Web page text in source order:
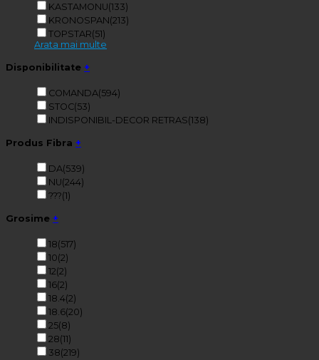
KASTAMONU(133)
KRONOSPAN(213)
TOPSTAR(51)
Arata mai multe
Disponibilitate +
COMANDA(594)
STOC(53)
INDISPONIBIL-DECOR RETRAS(138)
Produs Fibra +
DA(539)
NU(244)
???(1)
Grosime +
18(517)
10(2)
12(2)
16(2)
18.4(2)
18.6(20)
25(8)
28(11)
38(219)